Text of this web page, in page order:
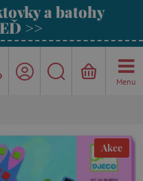
a batohy
>>
Menu
Akce